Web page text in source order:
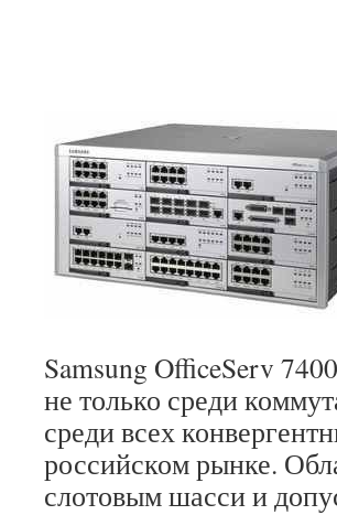
Samsung OfficeServ
не только среди
среди всех
российском рынке.
слотовым шасси и